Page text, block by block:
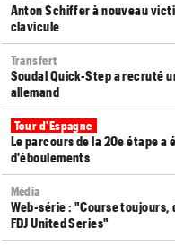
Anton Schiffer à nouveau
clavicule
Transfert
Soudal Quick-Step a recruté
allemand
Tour d'Espagne
Le parcours de la 20e étape a
d'éboulements
Média
Web-série : "Course toujours,
FDJ United Series"